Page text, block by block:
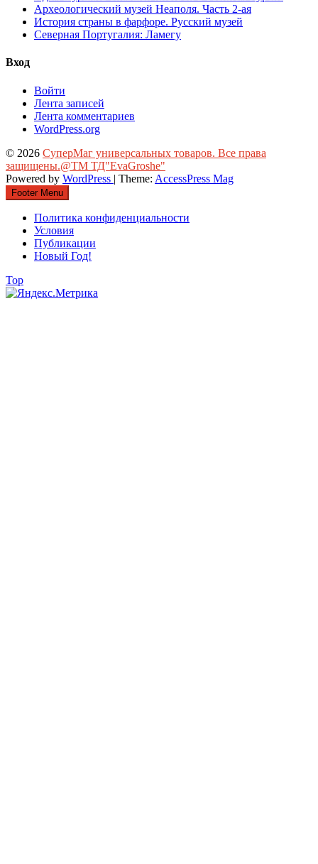
Археологический музей Неаполя. Часть 2-ая
История страны в фарфоре. Русский музей
Северная Португалия: Ламегу
Вход
Войти
Лента записей
Лента комментариев
WordPress.org
© 2026 СуперМаг универсальных товаров. Все права
защищены.@ТМ ТД"EvaGroshe"
Powered by WordPress | Theme: AccessPress Mag
Footer Menu
Политика конфиденциальности
Условия
Публикации
Новый Год!
Top